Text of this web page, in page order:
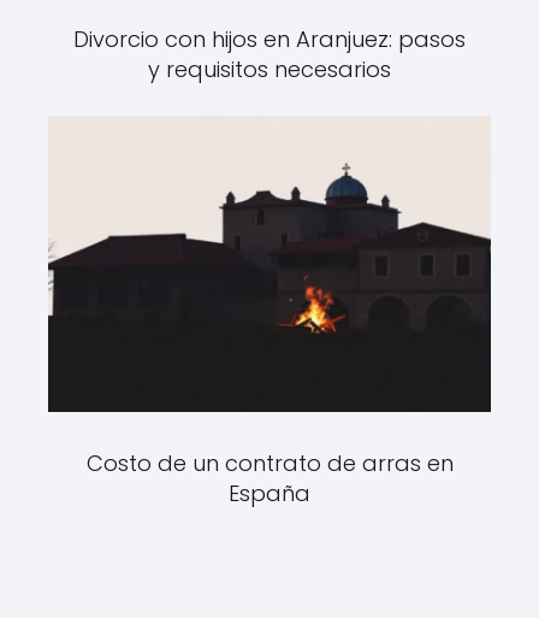
Divorcio con hijos en Aranjuez: pasos
y requisitos necesarios
Costo de un contrato de arras en
España